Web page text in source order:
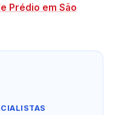
Prédio em São